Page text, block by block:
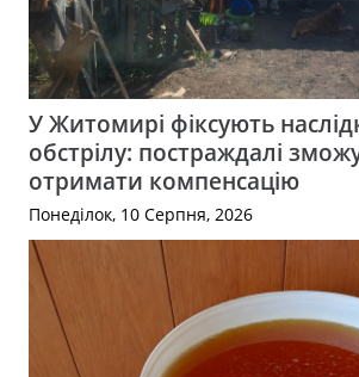
У Житомирі фіксують
обстрілу: постраждалі
отримати компенсацію
Понеділок, 10 Серпня, 2026